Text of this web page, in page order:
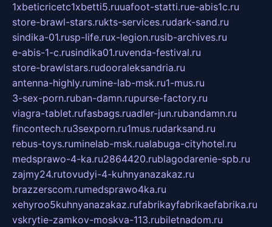
1xbeticricetc1xbetti5.ruuafoot-statti.rue-abis1c.ru
store-brawl-stars.rukts-services.rudark-sand.ru
sindika-01.rusp-life.rux-legion.rusib-archives.ru
e-abis-1-c.rusindika01.ruvenda-festival.ru
store-brawlstars.rudooraleksandria.ru
antenna-highly.rumine-lab-msk.ru1-mus.ru
3-sex-porn.ruban-damn.rupurse-factory.ru
viagra-tablet.rufasbags.ruadler-jun.rubandamn.ru
fincontech.ru3sexporn.ru1mus.rudarksand.ru
rebus-toys.ruminelab-msk.rualabuga-cityhotel.ru
medsprawo-4-ka.ru2864420.rublagodarenie-spb.ru
zajmy24.rutovudyi-4-kuhnyanazakaz.ru
brazzerscom.rumedsprawo4ka.ru
xehyroo5kuhnyanazakaz.rufabrikayfabrikaefabrika.ru
vskrytie-zamkov-moskva-113.rubiletnadom.ru